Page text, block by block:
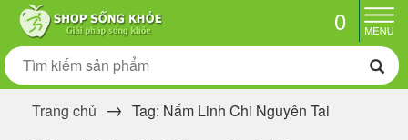
0
Trang chủ Tag: Nấm Linh Chi Nguyên Tai